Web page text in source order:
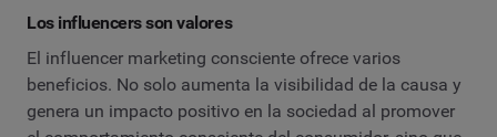
Los influencers son valores
El influencer marketing consciente ofrece varios
beneficios. No solo aumenta la visibilidad de la causa y
genera un impacto positivo en la sociedad al promover